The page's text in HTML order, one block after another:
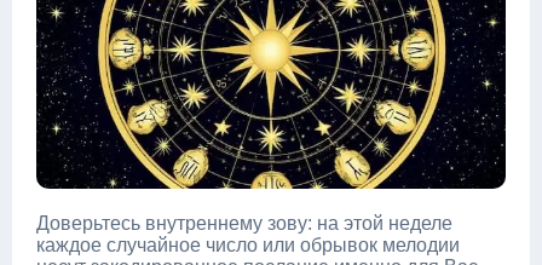
Доверьтесь внутреннему зову: на этой неделе
каждое случайное число или обрывок мелодии